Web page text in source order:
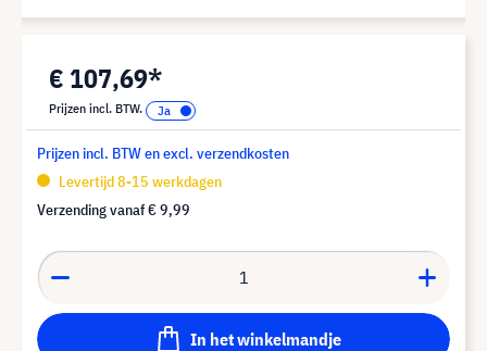
€ 107,69*
Prijzen incl. BTW.
Prijzen incl. BTW en excl. verzendkosten
Levertijd 8-15 werkdagen
Verzending vanaf€ 9,99
In het winkelmandje